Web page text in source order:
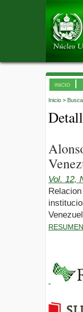
INICIO
Inicio >
Vol. 12,
RESUMEN